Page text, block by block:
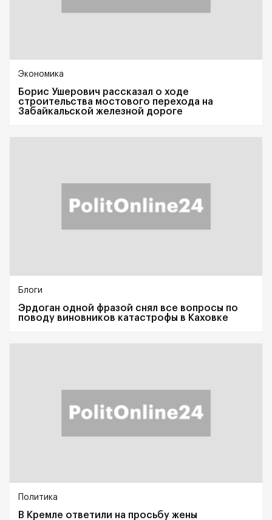
Экономика
Борис Ушерович рассказал о ходе
строительства мостового перехода на
Забайкальской железной дороге
Блоги
Эрдоган одной фразой снял все вопросы по
поводу виновников катастрофы в Каховке
Политика
В Кремле ответили на просьбу жены